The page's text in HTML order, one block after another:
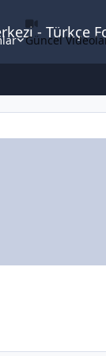
-
Güncel